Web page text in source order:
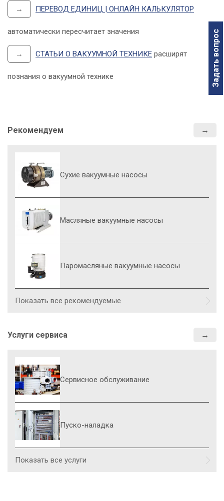
Задать вопрос
→ ПЕРЕВОД ЕДИНИЦ | ОНЛАЙН КАЛЬКУЛЯТОР
автоматически пересчитает значения
→ СТАТЬИ О ВАКУУМНОЙ ТЕХНИКЕ расширят
познания о вакуумной технике
Рекомендуем
Сухие вакуумные насосы
Масляные вакуумные насосы
Паромасляные вакуумные насосы
Показать все рекомендуемые
Услуги сервиса
Сервисное обслуживание
Пуско-наладка
Показать все услуги